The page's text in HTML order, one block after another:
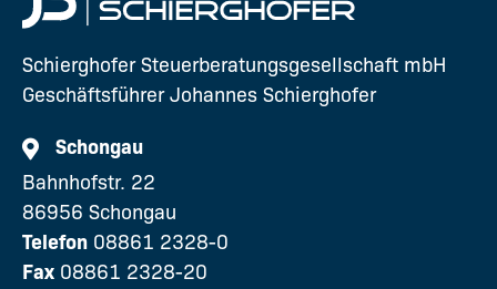
Schierghofer Steuerberatungsgesellschaft mbH
Geschäftsführer Johannes Schierghofer
Schongau
Bahnhofstr. 22
86956 Schongau
Telefon 08861 2328-0
Fax 08861 2328-20